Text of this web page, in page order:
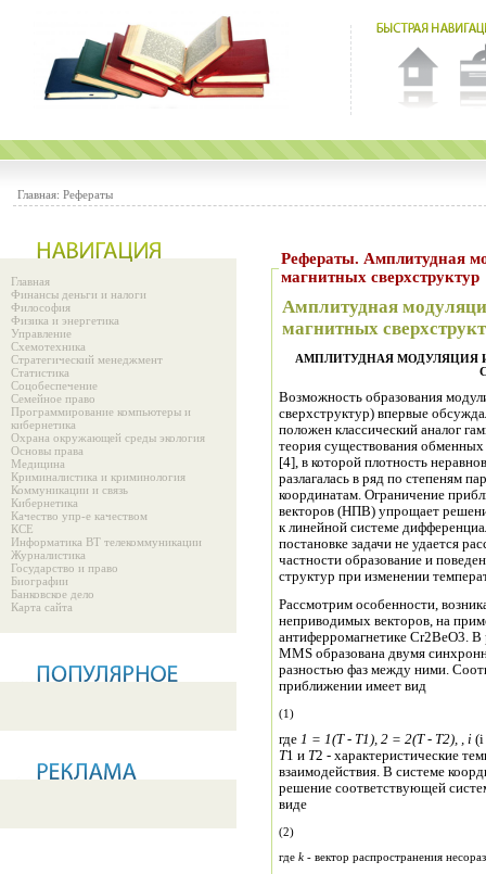
Главная: Рефераты
Главная
Финансы деньги и налоги
Философия
Физика и энергетика
Управление
Схемотехника
Стратегический менеджмент
Статистика
Соцобеспечение
Семейное право
Программирование компьютеры и
кибернетика
Охрана окружающей среды экология
Основы права
Медицина
Криминалистика и криминология
Коммуникации и связь
Кибернетика
Качество упр-е качеством
КСЕ
Информатика ВТ телекоммуникации
Журналистика
Государство и право
Биографии
Банковское дело
Карта сайта
Рефераты. Амплитудная
магнитных сверхструктур
Амплитудная
магнитных
АМПЛИТУДНАЯ МОДУЛЯЦИЯ
Возможность образования
сверхструктур) впервые
положен классический аналог
теория существования
[4], в которой плотность
разлагалась в ряд по степеням
координатам. Ограничение
векторов (НПВ) упрощает
к линейной системе
постановке задачи не удается
частности образование и
структур при изменении
Рассмотрим особенности,
неприводимых векторов, на
антиферромагнетике Cr2BeO3. В
MMS образована двумя
разностью фаз между ними. Соответствующая плотность НТДП в обменном
приближении имеет вид
(1)
где 1 = 1(T - T1 ), 2 = 2(T - T2), , i (i
T1 и T2 - характеристические
взаимодействия. В системе
решение соответствующей
виде
(2)
где k - вектор распространения